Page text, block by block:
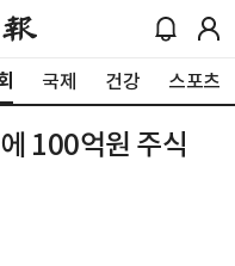
국제 건강 스포츠
100억원 주식